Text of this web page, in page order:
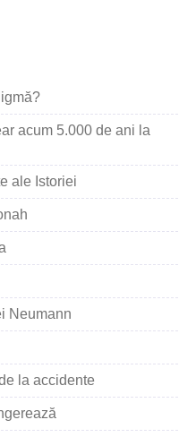
acum 5.000 de ani la
ale Istoriei
Neumann
la accidente